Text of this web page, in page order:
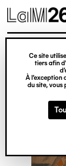
Gestion des
Ce site
tiers afin
À l’exception
du site, vous
contenu